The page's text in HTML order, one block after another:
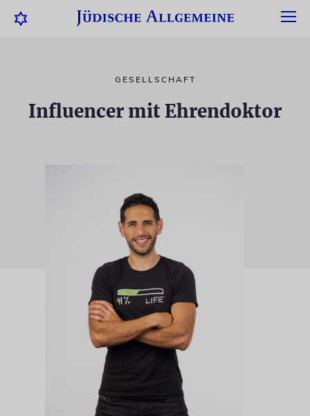
GESELLSCHAFT
Influencer mit Ehrendoktor